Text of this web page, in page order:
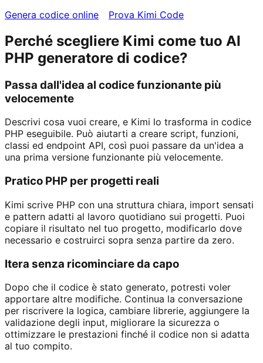
Genera codice online
Prova Kimi Code
Perché scegliere Kimi come tuo AI
PHP generatore di codice?
Passa dall'idea al codice funzionante più
velocemente
Descrivi cosa vuoi creare, e Kimi lo trasforma in codice
PHP eseguibile. Può aiutarti a creare script, funzioni,
classi ed endpoint API, così puoi passare da un'idea a
una prima versione funzionante più velocemente.
Pratico PHP per progetti reali
Kimi scrive PHP con una struttura chiara, import sensati
e pattern adatti al lavoro quotidiano sui progetti. Puoi
copiare il risultato nel tuo progetto, modificarlo dove
necessario e costruirci sopra senza partire da zero.
Itera senza ricominciare da capo
Dopo che il codice è stato generato, potresti voler
apportare altre modifiche. Continua la conversazione
per riscrivere la logica, cambiare librerie, aggiungere la
validazione degli input, migliorare la sicurezza o
ottimizzare le prestazioni finché il codice non si adatta
al tuo compito.